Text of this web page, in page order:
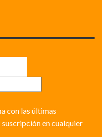
con las últimas
en cualquier